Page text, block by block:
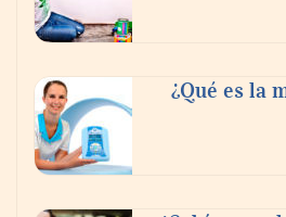
buscan proyectar talento
fortalecer el turismo
¿Qué es la